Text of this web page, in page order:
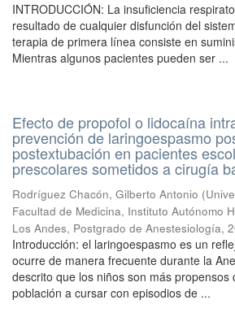
INTRODUCCIÓN: La insuficiencia
resultado de cualquier disfunción del
terapia de primera línea consiste en
Mientras algunos pacientes pueden ser ...
Efecto de propofol o lidocaína
prevención de laringoespasmo
postextubación en pacientes
prescolares sometidos a cirugía
Rodríguez Chacón, Gilberto Antonio (
Facultad de Medicina, Instituto Autónomo
Los Andes, Postgrado de Anestesiología,
Introducción: el laringoespasmo es un
ocurre de manera frecuente durante la
descrito que los niños son más propensos
población a cursar con episodios de ...